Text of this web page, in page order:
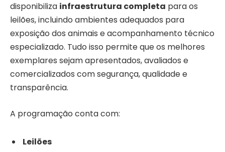
disponibiliza infraestrutura completa para os
leilões, incluindo ambientes adequados para
exposição dos animais e acompanhamento técnico
especializado. Tudo isso permite que os melhores
exemplares sejam apresentados, avaliados e
comercializados com segurança, qualidade e
transparência.
A programação conta com:
Leilões